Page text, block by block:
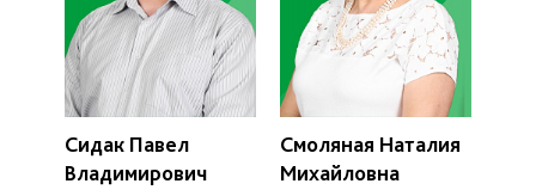
Сидак Павел
Владимирович
Смоляная Наталия
Михайловна